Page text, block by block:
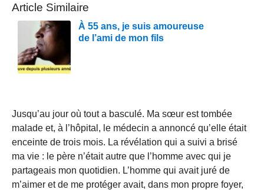
Article Similaire
À 55 ans, je suis amoureuse
de l’ami de mon fils
Jusqu’au jour où tout a basculé. Ma sœur est tombée
malade et, à l’hôpital, le médecin a annoncé qu’elle était
enceinte de trois mois. La révélation qui a suivi a brisé
ma vie : le père n’était autre que l’homme avec qui je
partageais mon quotidien. L’homme qui avait juré de
m’aimer et de me protéger avait, dans mon propre foyer,